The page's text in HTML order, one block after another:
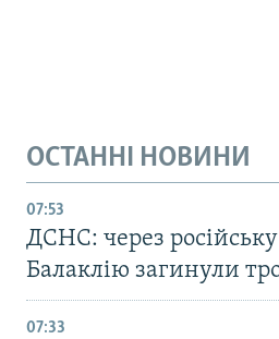
ОСТАННІ НОВИНИ
07:53
ДСНС: через
Балаклію загинули
07:33